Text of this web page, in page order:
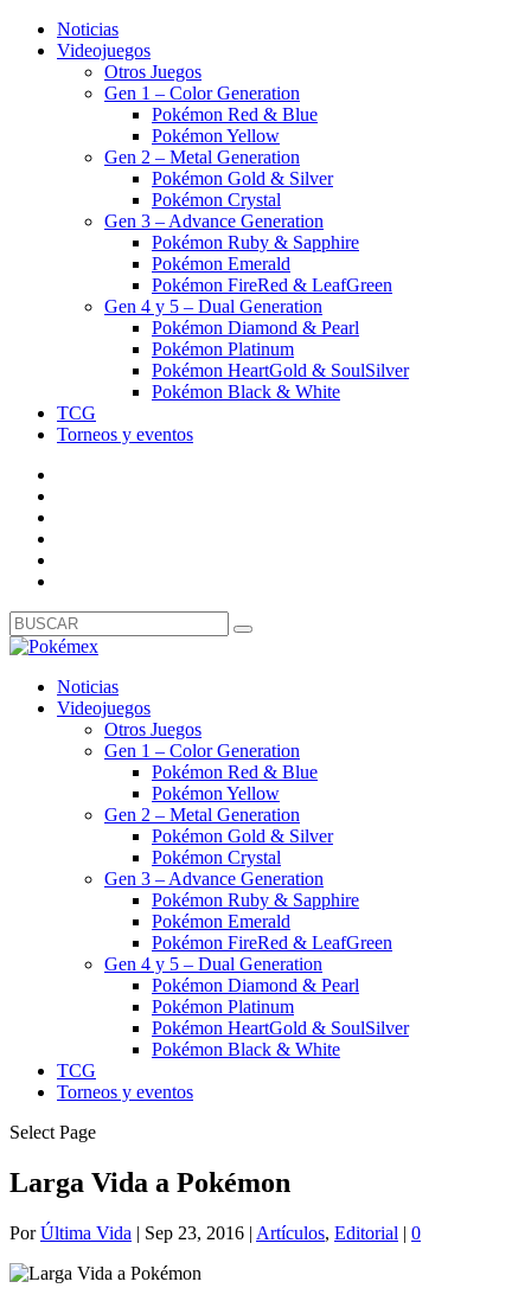
Noticias
Videojuegos
Otros Juegos
Gen 1 – Color Generation
Pokémon Red & Blue
Pokémon Yellow
Gen 2 – Metal Generation
Pokémon Gold & Silver
Pokémon Crystal
Gen 3 – Advance Generation
Pokémon Ruby & Sapphire
Pokémon Emerald
Pokémon FireRed & LeafGreen
Gen 4 y 5 – Dual Generation
Pokémon Diamond & Pearl
Pokémon Platinum
Pokémon HeartGold & SoulSilver
Pokémon Black & White
TCG
Torneos y eventos
Noticias
Videojuegos
Otros Juegos
Gen 1 – Color Generation
Pokémon Red & Blue
Pokémon Yellow
Gen 2 – Metal Generation
Pokémon Gold & Silver
Pokémon Crystal
Gen 3 – Advance Generation
Pokémon Ruby & Sapphire
Pokémon Emerald
Pokémon FireRed & LeafGreen
Gen 4 y 5 – Dual Generation
Pokémon Diamond & Pearl
Pokémon Platinum
Pokémon HeartGold & SoulSilver
Pokémon Black & White
TCG
Torneos y eventos
Select Page
Larga Vida a Pokémon
PorÚltima Vida | Sep 23, 2016 | Artículos, Editorial | 0